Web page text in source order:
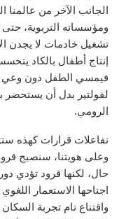
الجانب الآخر من عالمنا
ومؤسساته التربوية،
تشغيل خادمات لا يجدن
إنتاج أطفال بالكاد
فيمسي الطفل دون وعي
لفولتير بدل أن يستحضر
الرومي.
تفاعلات قرارات كهذه
وعلى هويتنا، سنصبح
حال، لكنها قرود تؤدي
اجتاحها الاستعمار
واقتناع تام تجربة السكان